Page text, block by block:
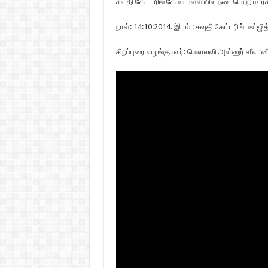
நாள்: 14:10:2014. இடம் : சவுதி கேட்டரிங்
சிறப்புரை வழங்குபவர்: மௌலவி அஸ்ஹர்